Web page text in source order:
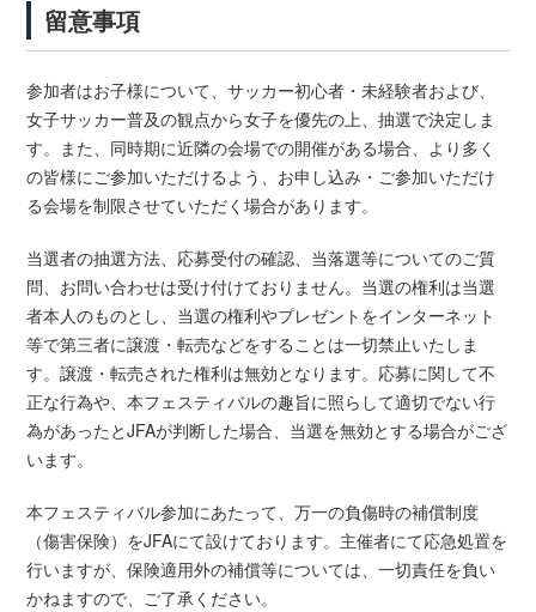
留意事項
参加者はお子様について、サッカー初心者・未経験者および、
女子サッカー普及の観点から女子を優先の上、抽選で決定しま
す。また、同時期に近隣の会場での開催がある場合、より多く
の皆様にご参加いただけるよう、お申し込み・ご参加いただけ
る会場を制限させていただく場合があります。
当選者の抽選方法、応募受付の確認、当落選等についてのご質
問、お問い合わせは受け付けておりません。当選の権利は当選
者本人のものとし、当選の権利やプレゼントをインターネット
等で第三者に譲渡・転売などをすることは一切禁止いたしま
す。譲渡・転売された権利は無効となります。応募に関して不
正な行為や、本フェスティバルの趣旨に照らして適切でない行
為があったとJFAが判断した場合、当選を無効とする場合がござ
います。
本フェスティバル参加にあたって、万一の負傷時の補償制度
（傷害保険）をJFAにて設けております。主催者にて応急処置を
行いますが、保険適用外の補償等については、一切責任を負い
かねますので、ご了承ください。